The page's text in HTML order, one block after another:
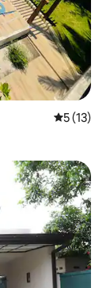
5 (13)